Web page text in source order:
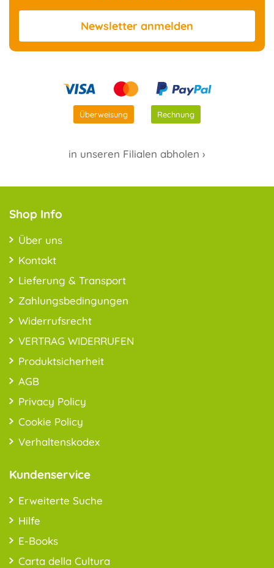
Newsletter anmelden
Überweisung Rechnung
in unseren Filialen abholen ›
Shop Info
Über uns
Kontakt
Lieferung & Transport
Zahlungsbedingungen
Widerrufsrecht
VERTRAG WIDERRUFEN
Produktsicherheit
AGB
Privacy Policy
Cookie Policy
Verhaltenskodex
Kundenservice
Erweiterte Suche
Hilfe
E-Books
Carta della Cultura